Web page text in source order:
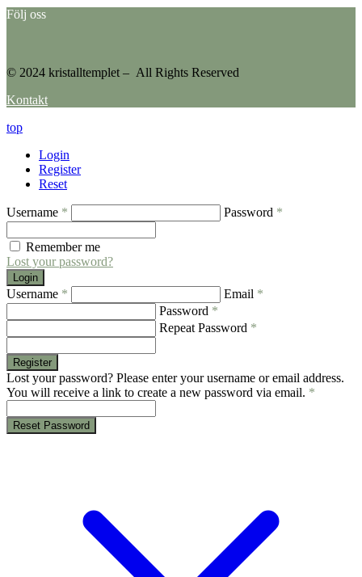
Följ oss
© 2024 kristalltemplet – All Rights Reserved
Kontakt
top
Login
Register
Reset
Username * Password *
Remember me
Lost your password?
Login
Username * Email *
Password *
Repeat Password *
Register
Lost your password? Please enter your username or email address.
You will receive a link to create a new password via email. *
Reset Password